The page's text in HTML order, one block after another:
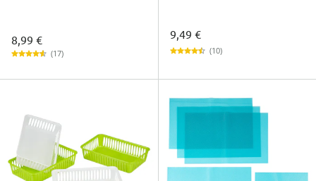
8,99 €
(17)
9,49 €
(10)